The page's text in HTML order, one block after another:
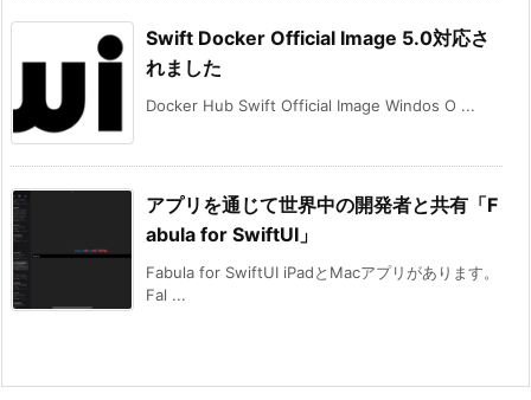
Swift Docker Official Image 5.0対応さ
れました
Docker Hub Swift Official Image Windos O ...
アプリを通じて世界中の開発者と共有「F
abula for SwiftUI」
Fabula for SwiftUI iPadとMacアプリがあります。
Fal ...